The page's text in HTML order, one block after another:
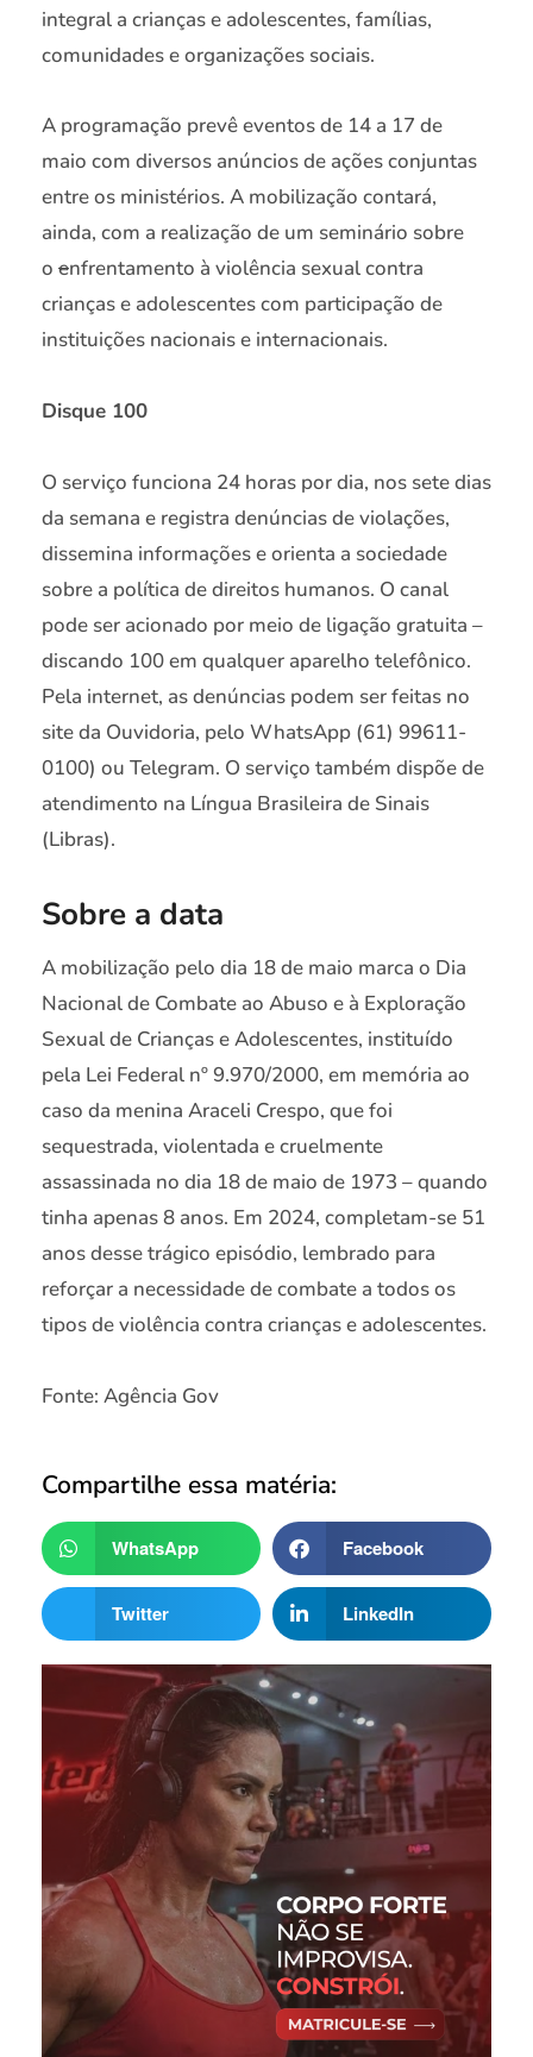
integral a crianças e adolescentes, famílias,
comunidades e organizações sociais.
A programação prevê eventos de 14 a 17 de
maio com diversos anúncios de ações conjuntas
entre os ministérios. A mobilização contará,
ainda, com a realização de um seminário sobre
o enfrentamento à violência sexual contra
crianças e adolescentes com participação de
instituições nacionais e internacionais.
Disque 100
O serviço funciona 24 horas por dia, nos sete dias
da semana e registra denúncias de violações,
dissemina informações e orienta a sociedade
sobre a política de direitos humanos. O canal
pode ser acionado por meio de ligação gratuita –
discando 100 em qualquer aparelho telefônico.
Pela internet, as denúncias podem ser feitas no
site da Ouvidoria, pelo WhatsApp (61) 99611-
0100) ou Telegram. O serviço também dispõe de
atendimento na Língua Brasileira de Sinais
(Libras).
Sobre a data
A mobilização pelo dia 18 de maio marca o Dia
Nacional de Combate ao Abuso e à Exploração
Sexual de Crianças e Adolescentes, instituído
pela Lei Federal nº 9.970/2000, em memória ao
caso da menina Araceli Crespo, que foi
sequestrada, violentada e cruelmente
assassinada no dia 18 de maio de 1973 – quando
tinha apenas 8 anos. Em 2024, completam-se 51
anos desse trágico episódio, lembrado para
reforçar a necessidade de combate a todos os
tipos de violência contra crianças e adolescentes.
Fonte: Agência Gov
Compartilhe essa matéria:
WhatsApp Facebook
Twitter LinkedIn